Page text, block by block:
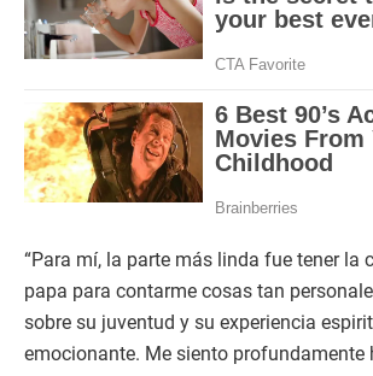
“Para mí, la parte más linda fue tener la
papa para contarme cosas tan
sobre su juventud y su experiencia
emocionante. Me siento profundamente